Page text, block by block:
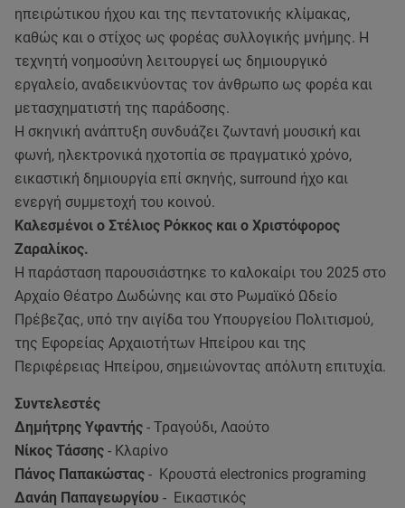
ηπειρώτικου ήχου και της πεντατονικής κλίμακας,
καθώς και ο στίχος ως φορέας συλλογικής μνήμης. Η
τεχνητή νοημοσύνη λειτουργεί ως δημιουργικό
εργαλείο, αναδεικνύοντας τον άνθρωπο ως φορέα και
μετασχηματιστή της παράδοσης.
Η σκηνική ανάπτυξη συνδυάζει ζωντανή μουσική και
φωνή, ηλεκτρονικά ηχοτοπία σε πραγματικό χρόνο,
εικαστική δημιουργία επί σκηνής, surround ήχο και
ενεργή συμμετοχή του κοινού.
Καλεσμένοι ο Στέλιος Ρόκκος και ο Χριστόφορος
Ζαραλίκος.
Η παράσταση παρουσιάστηκε το καλοκαίρι του 2025 στο
Αρχαίο Θέατρο Δωδώνης και στο Ρωμαϊκό Ωδείο
Πρέβεζας, υπό την αιγίδα του Υπουργείου Πολιτισμού,
της Εφορείας Αρχαιοτήτων Ηπείρου και της
Περιφέρειας Ηπείρου, σημειώνοντας απόλυτη επιτυχία.
Συντελεστές
Δημήτρης Υφαντής - Τραγούδι, Λαούτο
Νίκος Τάσσης - Κλαρίνο
Πάνος Παπακώστας - Κρουστά electronics programing
Δανάη Παπαγεωργίου - Εικαστικός